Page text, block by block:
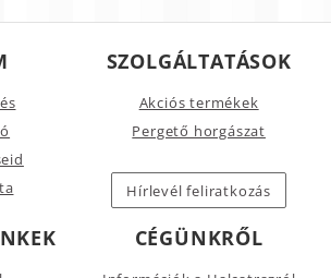
SZOLGÁLTATÁSOK
Akciós termékek
Pergető horgászat
Hírlevél feliratkozás
CÉGÜNKRŐL